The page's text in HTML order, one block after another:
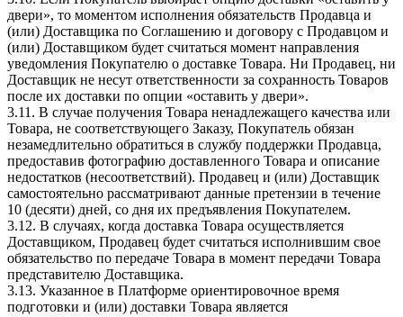
двери», то моментом исполнения обязательств Продавца и
(или) Доставщика по Соглашению и договору с Продавцом и
(или) Доставщиком будет считаться момент направления
уведомления Покупателю о доставке Товара. Ни Продавец, ни
Доставщик не несут ответственности за сохранность Товаров
после их доставки по опции «оставить у двери».
3.11. В случае получения Товара ненадлежащего качества или
Товара, не соответствующего Заказу, Покупатель обязан
незамедлительно обратиться в службу поддержки Продавца,
предоставив фотографию доставленного Товара и описание
недостатков (несоответствий). Продавец и (или) Доставщик
самостоятельно рассматривают данные претензии в течение
10 (десяти) дней, со дня их предъявления Покупателем.
3.12. В случаях, когда доставка Товара осуществляется
Доставщиком, Продавец будет считаться исполнившим свое
обязательство по передаче Товара в момент передачи Товара
представителю Доставщика.
3.13. Указанное в Платформе ориентировочное время
подготовки и (или) доставки Товара является